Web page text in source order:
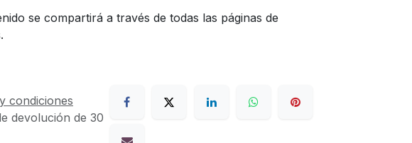
se compartirá a través de todas las páginas de
condiciones
devolución de 30